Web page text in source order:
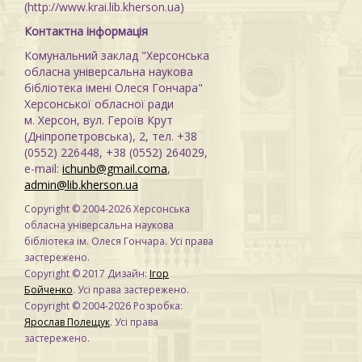
(http://www.krai.lib.kherson.ua)
Контактна інформація
Комунальний заклад "Херсонська
обласна універсальна наукова
бібліотека імені Олеся Гончара"
Херсонської обласної ради
м. Херсон, вул. Героїв Крут
(Дніпропетровська), 2, тел. +38
(0552) 226448, +38 (0552) 264029,
e-mail: ichunb@gmail.coma,
admin@lib.kherson.ua
Copyright © 2004-2026 Херсонська
обласна універсальна наукова
бібліотека ім. Олеся Гончара. Усі права
застережено.
Copyright © 2017 Дизайн: Ігор
Бойченко. Усі права застережено.
Copyright © 2004-2026 Розробка:
Ярослав Полещук. Усі права
застережено.